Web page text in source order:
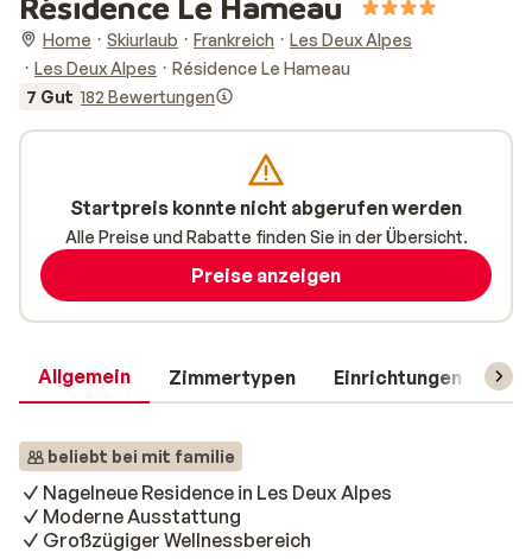
Home Skiurlaub Frankreich
Les Deux Alpes
Les Deux Alpes
Résidence Le Hameau
7 Gut 182 Bewertungen
Allgemein Zimmertypen Einrichtungen
beliebt bei mit familie
Nagelneue Residence in Les Deux Alpes
Moderne Ausstattung
Großzügiger Wellnessbereich
Startpreis konnte nicht abgerufen werden
Alle Preise und Rabatte finden Sie in der Übersicht.
Preise anzeigen